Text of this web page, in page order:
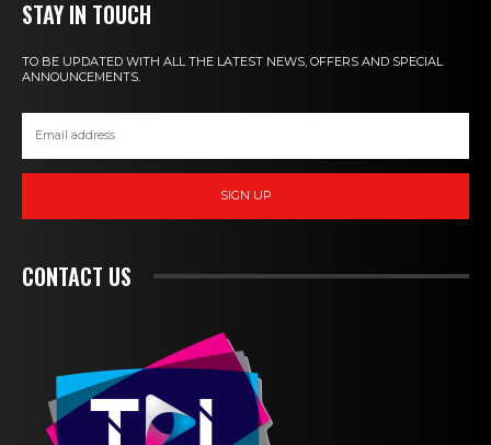
STAY IN TOUCH
TO BE UPDATED WITH ALL THE LATEST NEWS, OFFERS AND SPECIAL
ANNOUNCEMENTS.
SIGN UP
CONTACT US